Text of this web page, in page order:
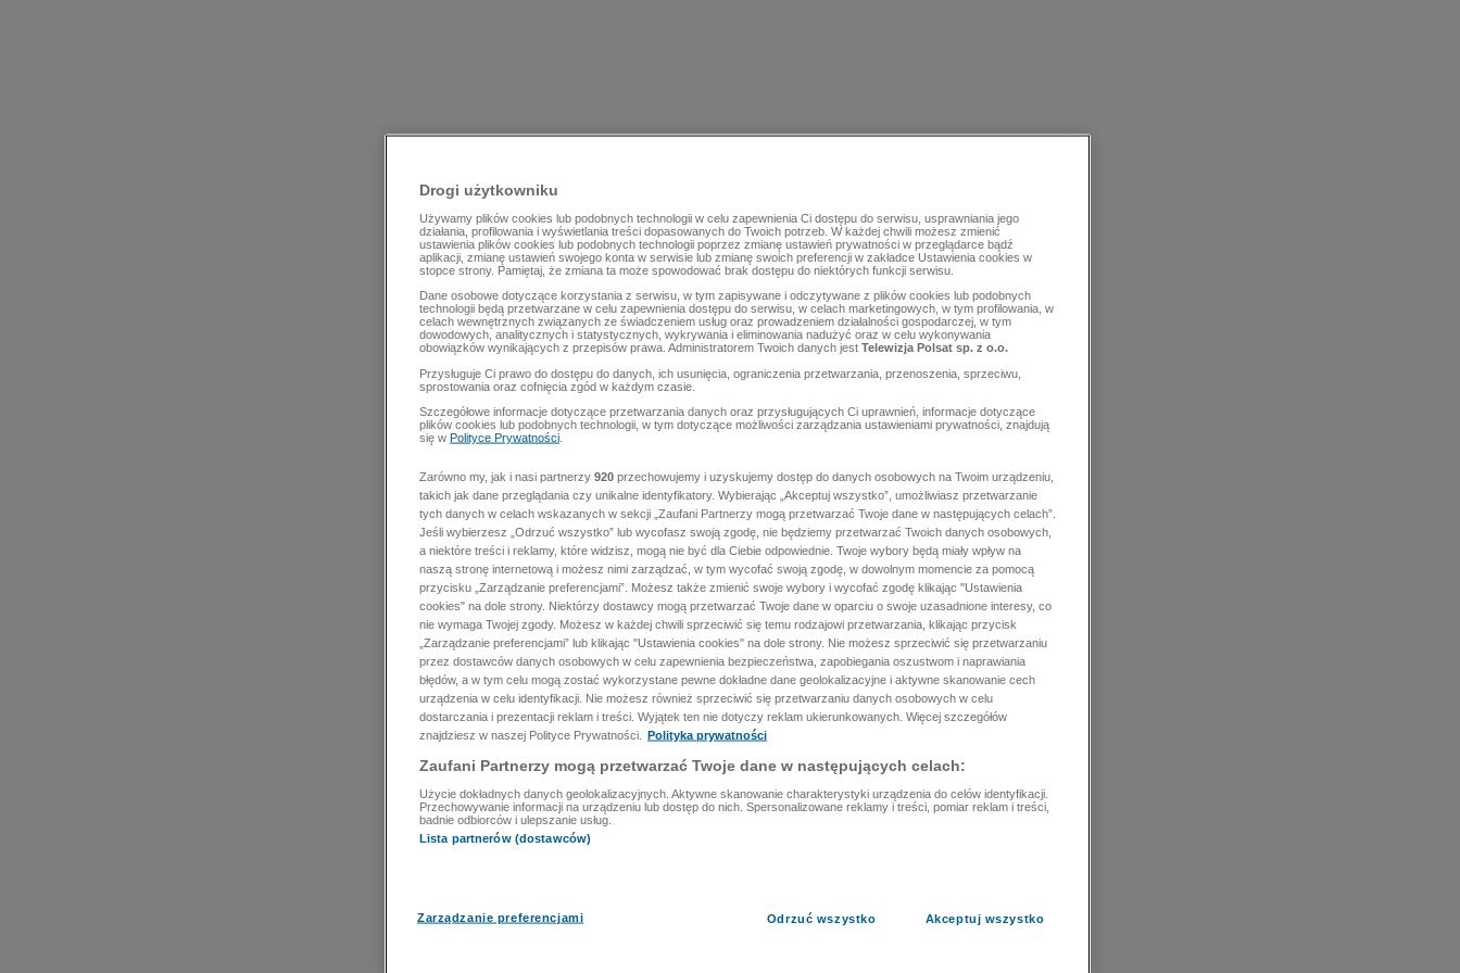
Drogi użytkowniku
Używamy plików cookies lub podobnych technologii w celu zapewnienia Ci dostępu do serwisu, usprawniania jego
działania, profilowania i wyświetlania treści dopasowanych do Twoich potrzeb. W każdej chwili możesz zmienić
ustawienia plików cookies lub podobnych technologii poprzez zmianę ustawień prywatności w przeglądarce bądź
aplikacji, zmianę ustawień swojego konta w serwisie lub zmianę swoich preferencji w zakładce Ustawienia cookies w
stopce strony. Pamiętaj, że zmiana ta może spowodować brak dostępu do niektórych funkcji serwisu.
Dane osobowe dotyczące korzystania z serwisu, w tym zapisywane i odczytywane z plików cookies lub podobnych
technologii będą przetwarzane w celu zapewnienia dostępu do serwisu, w celach marketingowych, w tym profilowania, w
celach wewnętrznych związanych ze świadczeniem usług oraz prowadzeniem działalności gospodarczej, w tym
dowodowych, analitycznych i statystycznych, wykrywania i eliminowania nadużyć oraz w celu wykonywania
obowiązków wynikających z przepisów prawa. Administratorem Twoich danych jest Telewizja Polsat sp. z o.o.
Przysługuje Ci prawo do dostępu do danych, ich usunięcia, ograniczenia przetwarzania, przenoszenia, sprzeciwu,
sprostowania oraz cofnięcia zgód w każdym czasie.
Szczegółowe informacje dotyczące przetwarzania danych oraz przysługujących Ci uprawnień, informacje dotyczące
plików cookies lub podobnych technologii, w tym dotyczące możliwości zarządzania ustawieniami prywatności, znajdują
się w Polityce Prywatności
Zarówno my, jak i nasi partnerzy 920 przechowujemy i uzyskujemy dostęp do danych osobowych na Twoim urządzeniu,
takich jak dane przeglądania czy unikalne identyfikatory. Wybierając „Akceptuj wszystko”, umożliwiasz przetwarzanie
tych danych w celach wskazanych w sekcji „Zaufani Partnerzy mogą przetwarzać Twoje dane w następujących celach”.
Jeśli wybierzesz „Odrzuć wszystko” lub wycofasz swoją zgodę, nie będziemy przetwarzać Twoich danych osobowych,
a niektóre treści i reklamy, które widzisz, mogą nie być dla Ciebie odpowiednie. Twoje wybory będą miały wpływ na
naszą stronę internetową i możesz nimi zarządzać, w tym wycofać swoją zgodę, w dowolnym momencie za pomocą
przycisku „Zarządzanie preferencjami”. Możesz także zmienić swoje wybory i wycofać zgodę klikając "Ustawienia
cookies" na dole strony. Niektórzy dostawcy mogą przetwarzać Twoje dane w oparciu o swoje uzasadnione interesy, co
nie wymaga Twojej zgody. Możesz w każdej chwili sprzeciwić się temu rodzajowi przetwarzania, klikając przycisk
„Zarządzanie preferencjami” lub klikając "Ustawienia cookies" na dole strony. Nie możesz sprzeciwić się przetwarzaniu
przez dostawców danych osobowych w celu zapewnienia bezpieczeństwa, zapobiegania oszustwom i naprawiania
błędów, a w tym celu mogą zostać wykorzystane pewne dokładne dane geolokalizacyjne i aktywne skanowanie cech
urządzenia w celu identyfikacji. Nie możesz również sprzeciwić się przetwarzaniu danych osobowych w celu
dostarczania i prezentacji reklam i treści. Wyjątek ten nie dotyczy reklam ukierunkowanych. Więcej szczegółów
znajdziesz w naszej Polityce Prywatności.
Polityka prywatności
Zaufani Partnerzy mogą przetwarzać Twoje dane w następujących celach:
Użycie dokładnych danych geolokalizacyjnych. Aktywne skanowanie charakterystyki urządzenia do celów identyfikacji.
Przechowywanie informacji na urządzeniu lub dostęp do nich. Spersonalizowane reklamy i treści, pomiar reklam i treści,
badnie odbiorców i ulepszanie usług.
Lista partnerów (dostawców)
Zarządzanie preferencjami Odrzuć wszystko Akceptuj wszystko